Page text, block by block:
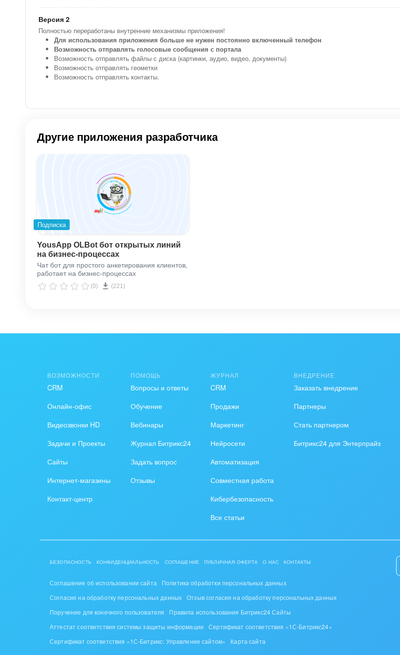
Версия 2
Полностью переработаны внутренние механизмы приложения!
Для использования приложения больше не нужен постоянно включенный телефон
Возможность отправлять голосовые сообщения с портала
Возможность отправлять файлы с диска (картинки, аудио, видео, документы)
Возможность отправлять геометки
Возможность отправлять контакты.
Другие приложения разработчика
Подписка
YousApp OLBot бот открытых линий
на бизнес-процессах
Чат бот для простого анкетирования клиентов,
работает на бизнес-процессах
(0) (221)
ВОЗМОЖНОСТИ
CRM
Онлайн-офис
Видеозвонки HD
Задачи и Проекты
Сайты
Интернет-магазины
Контакт-центр
ПОМОЩЬ
Вопросы и ответы
Обучение
Вебинары
Журнал Битрикс24
Задать вопрос
Отзывы
ЖУРНАЛ
CRM
Продажи
Маркетинг
Нейросети
Автоматизация
Совместная работа
Кибербезопасность
Все статьи
ВНЕДРЕНИЕ
Заказать внедрение
Партнеры
Стать партнером
Битрикс24 для Энтерпрайз
БЕЗОПАСНОСТЬ КОНФИДЕНЦИАЛЬНОСТЬ СОГЛАШЕНИЕ ПУБЛИЧНАЯ ОФЕРТА О НАС КОНТАКТЫ
Соглашение об использовании сайта
Политика обработки персональных данных
Согласие на обработку персональных данных Отзыв согласия на обработку персональных данных
Поручение для конечного пользователя
Правила использования Битрикс24 Сайты
Аттестат соответствия системы защиты информации
Сертификат соответствия «1С-Битрикс24»
Сертификат соответствия «1С-Битрикс: Управление сайтом»
Карта сайта